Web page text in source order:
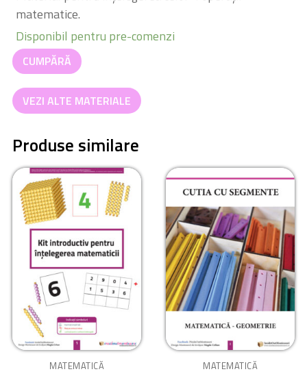
matematice.
Disponibil pentru pre-comenzi
Cantitate
Materialul
auriu
CUMPĂRĂ
VEZI ALTE MATERIALE
Produse similare
MATEMATICĂ MATEMATICĂ